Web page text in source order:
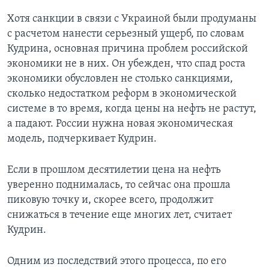
Хотя санкции в связи с Украиной были продуманы
с расчетом нанести серьезный ущерб, по словам
Кудрина, основная причина проблем российской
экономики не в них. Он убежден, что спад роста
экономики обусловлен не столько санкциями,
сколько недостатком реформ в экономической
системе в то время, когда цены на нефть не растут,
а падают. России нужна новая экономическая
модель, подчеркивает Кудрин.
Если в прошлом десятилетии цена на нефть
уверенно поднималась, то сейчас она прошла
пиковую точку и, скорее всего, продолжит
снижаться в течение еще многих лет, считает
Кудрин.
Одним из последствий этого процесса, по его